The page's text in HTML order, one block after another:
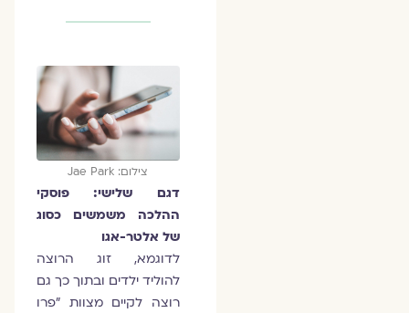
צילום: Jae Park
דגם שלישי: פוסקי
ההלכה משמשים כסוג
של אלטר-אגו
לדוגמא, זוג הרוצה
להוליד ילדים ובתוך כך גם
רוצה לקיים מצוות "פרו